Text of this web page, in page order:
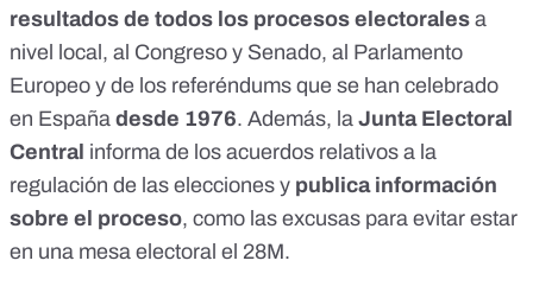
resultados de todos los procesos electorales a
nivel local, al Congreso y Senado, al Parlamento
Europeo y de los referéndums que se han celebrado
en España desde 1976. Además, la Junta Electoral
Central informa de los acuerdos relativos a la
regulación de las elecciones y publica información
sobre el proceso, como las excusas para evitar estar
en una mesa electoral el 28M.